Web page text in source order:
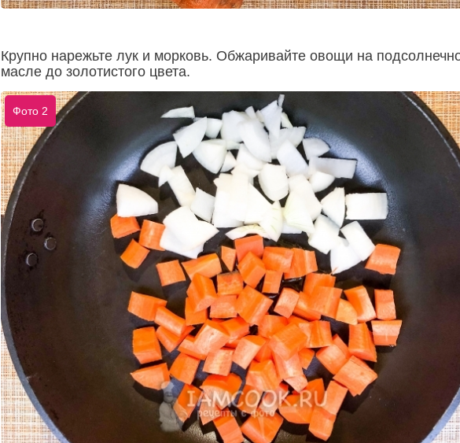
Крупно нарежьте лук и морковь. Обжаривайте овощи на
масле до золотистого цвета.
Фото 2